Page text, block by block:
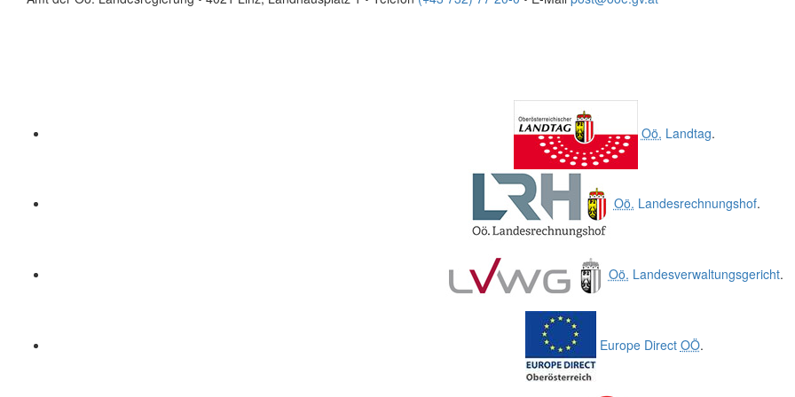
Oö. Landtag.
Oö. Landesrechnungshof.
Oö. Landesverwaltungsgericht.
Europe Direct OÖ.